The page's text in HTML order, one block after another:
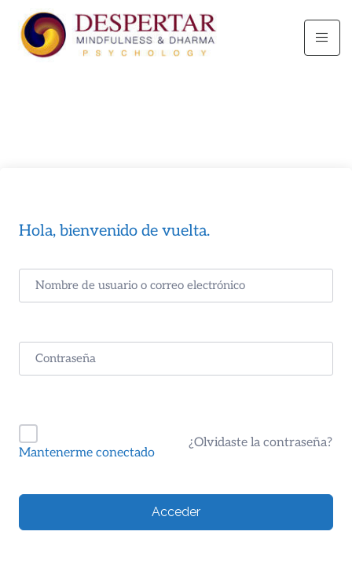
Hola, bienvenido de vuelta.
Mantenerme conectado
¿Olvidaste la contraseña?
Acceder